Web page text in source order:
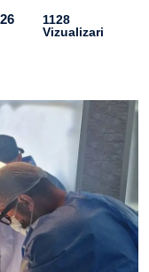
1128
Vizualizari